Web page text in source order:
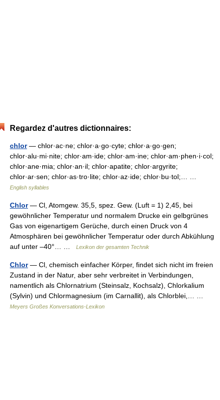
Regardez d'autres dictionnaires:
chlor— chlor·ac·ne; chlor·a·go·cyte; chlor·a·go·gen;
chlor·alu·mi·nite; chlor·am·ide; chlor·am·ine; chlor·am·phen·i·col;
chlor·ane·mia; chlor·an·il; chlor·apatite; chlor·argyrite;
chlor·ar·sen; chlor·as·tro·lite; chlor·az·ide; chlor·bu·tol;… …
English syllables
Chlor— Cl, Atomgew. 35,5, spez. Gew. (Luft = 1) 2,45, bei
gewöhnlicher Temperatur und normalem Drucke ein gelbgrünes
Gas von eigenartigem Gerüche, durch einen Druck von 4
Atmosphären bei gewöhnlicher Temperatur oder durch Abkühlung
auf unter –40°… …
Lexikon der gesamten Technik
Chlor— Cl, chemisch einfacher Körper, findet sich nicht im freien
Zustand in der Natur, aber sehr verbreitet in Verbindungen,
namentlich als Chlornatrium (Steinsalz, Kochsalz), Chlorkalium
(Sylvin) und Chlormagnesium (im Carnallit), als Chlorblei,… …
Meyers Großes Konversations-Lexikon